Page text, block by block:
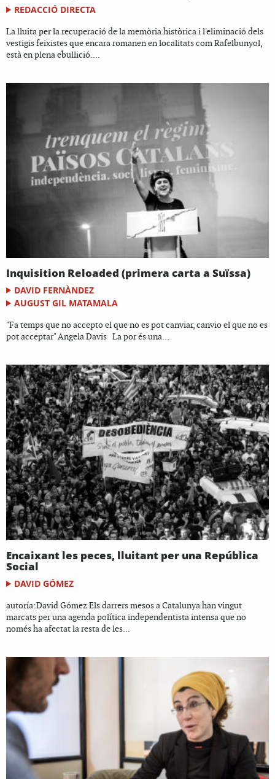
REDACCIÓ DIRECTA
La lluita per la recuperació de la memòria històrica i l'eliminació dels
vestigis feixistes que encara romanen en localitats com Rafelbunyol,
està en plena ebullició....
Inquisition Reloaded (primera carta a Suïssa)
DAVID FERNÀNDEZ
AUGUST GIL MATAMALA
"Fa temps que no accepto el que no es pot canviar, canvio el que no es
pot acceptar" Angela Davis La por és una...
Encaixant les peces, lluitant per una República
Social
DAVID GÓMEZ
autoría:David Gómez Els darrers mesos a Catalunya han vingut
marcats per una agenda política independentista intensa que no
només ha afectat la resta de les...